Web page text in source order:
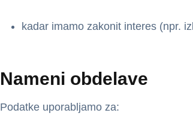
kadar imamo zakonit interes (npr.
Nameni obdelave
Podatke uporabljamo za: